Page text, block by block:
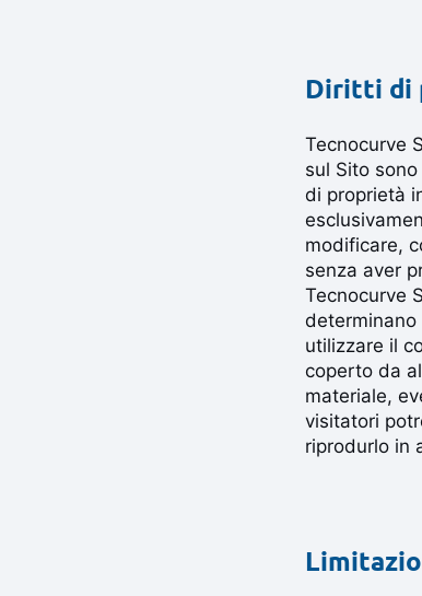
Diritti di
Tecnocurve
sul Sito
di proprietà
modificare,
senza aver
Tecnocurve
determinano
utilizzare il
coperto da
materiale,
visitatori
riprodurlo in